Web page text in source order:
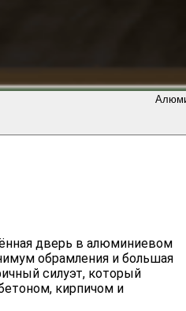
дверь в алюминиевом
обрамления и большая
силуэт, который
кирпичом и